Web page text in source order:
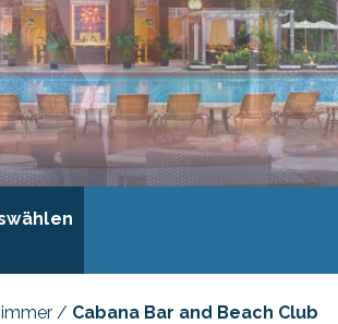
/ Cabana Bar and Beach Club